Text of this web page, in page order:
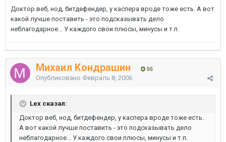
Доктор веб, нод, битдефендер, у каспера вроде тоже есть. А вот
какой лучше поставить - это подсказывать дело
неблагодарное... У каждого свои плюсы, минусы и т.п.
Михаил Кондрашин 55
Опубликовано Февраль 8, 2006
Lex сказал:
Доктор веб, нод, битдефендер, у каспера вроде тоже есть.
А вот какой лучше поставить - это подсказывать дело
неблагодарное... У каждого свои плюсы, минусы и т.п.